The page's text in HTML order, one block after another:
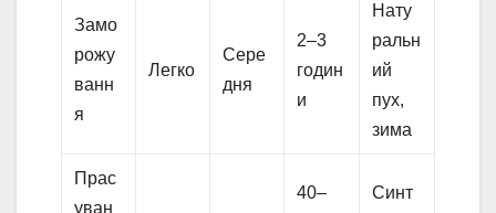
Замо
рожу
ванн
я
Легко
Сере
дня
2–3
годин
и
Нату
ральн
ий
пух,
зима
Прас
уван
40– Синт